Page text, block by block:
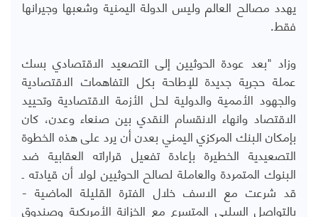
يهدد مصالح العالم وليس الدولة اليمنية وشعبها وجيرانها
فقط.
وزاد "بعد عودة الحوثيين إلى التصعيد الاقتصادي بسك
عملة حجرية جديدة للإطاحة بكل التفاهمات الاقتصادية
والجهود الأممية والدولية لحل الأزمة الاقتصادية وتحييد
الاقتصاد وانهاء الانقسام النقدي بين صنعاء وعدن، كان
بإمكان البنك المركزي اليمني بعدن أن يرد على هذه الخطوة
التصعيدية الخطيرة بإعادة تفعيل قراراته العقابية ضد
البنوك المتمردة والعاملة لصالح الحوثيين لولا أن قيادته ـ
قد شرعت مع الاسف خلال الفترة القليلة الماضية -
بالتواصل السلبي المتسرع مع الخزانة الأمريكية وصندوق